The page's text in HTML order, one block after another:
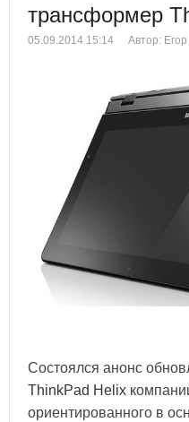
трансформер
05.09.2014 15:14 Автор:
Состоялся анонс
ThinkPad Helix
ориентированного в